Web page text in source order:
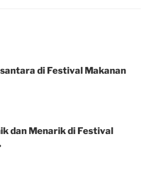
di Festival Makanan
dan Menarik di Festival